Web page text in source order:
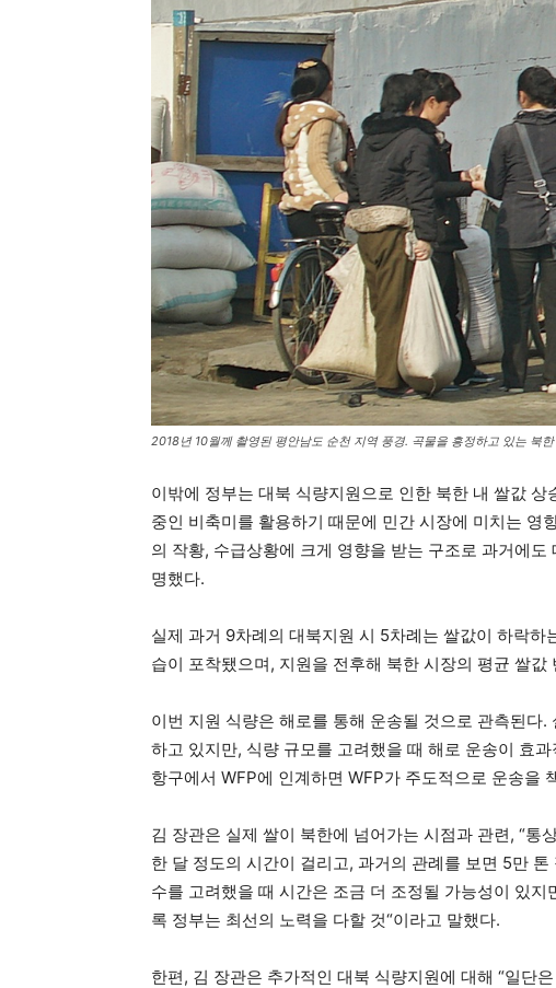
2018년 10월께 촬영된 평안남도 순천 지역 풍경. 곡물을 흥정하고 있는 북
이밖에 정부는 대북 식량지원으로 인한 북한 내 쌀값
중인 비축미를 활용하기 때문에 민간 시장에 미치는 영
의 작황, 수급상황에 크게 영향을 받는 구조로 과거에
명했다.
실제 과거 9차례의 대북지원 시 5차례는 쌀값이 하락
습이 포착됐으며, 지원을 전후해 북한 시장의 평균 쌀
이번 지원 식량은 해로를 통해 운송될 것으로 관측된다
하고 있지만, 식량 규모를 고려했을 때 해로 운송이 효
항구에서 WFP에 인계하면 WFP가 주도적으로 운송을
김 장관은 실제 쌀이 북한에 넘어가는 시점과 관련, “통
한 달 정도의 시간이 걸리고, 과거의 관례를 보면 5만
수를 고려했을 때 시간은 조금 더 조정될 가능성이 있
록 정부는 최선의 노력을 다할 것“이라고 말했다.
한편, 김 장관은 추가적인 대북 식량지원에 대해 “일단